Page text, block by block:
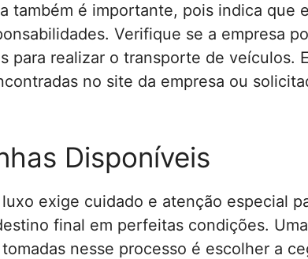
também é importante, pois indica que
Verifique se a empresa
para realizar o transporte de veículos.
no site da empresa ou
Disponíveis
exige cuidado e atenção especial
final em perfeitas condições.
nesse processo é escolher a